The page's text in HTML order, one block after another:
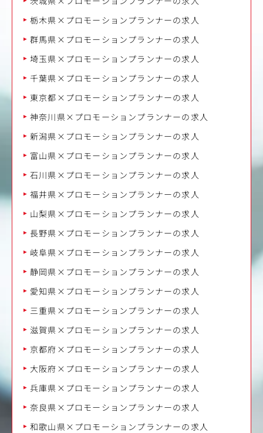
栃木県×プロモーションプランナーの求人
群馬県×プロモーションプランナーの求人
埼玉県×プロモーションプランナーの求人
千葉県×プロモーションプランナーの求人
東京都×プロモーションプランナーの求人
神奈川県×プロモーションプランナーの求人
新潟県×プロモーションプランナーの求人
富山県×プロモーションプランナーの求人
石川県×プロモーションプランナーの求人
福井県×プロモーションプランナーの求人
山梨県×プロモーションプランナーの求人
長野県×プロモーションプランナーの求人
岐阜県×プロモーションプランナーの求人
静岡県×プロモーションプランナーの求人
愛知県×プロモーションプランナーの求人
三重県×プロモーションプランナーの求人
滋賀県×プロモーションプランナーの求人
京都府×プロモーションプランナーの求人
大阪府×プロモーションプランナーの求人
兵庫県×プロモーションプランナーの求人
奈良県×プロモーションプランナーの求人
和歌山県×プロモーションプランナーの求人